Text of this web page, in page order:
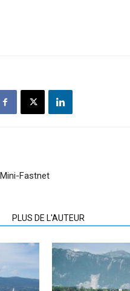
Fastnet
PLUS DE L'AUTEUR